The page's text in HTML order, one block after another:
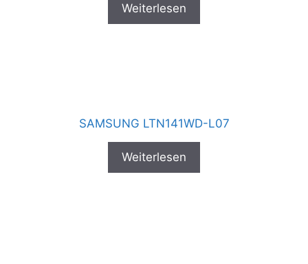
Weiterlesen
SAMSUNG LTN141WD-L07
Weiterlesen